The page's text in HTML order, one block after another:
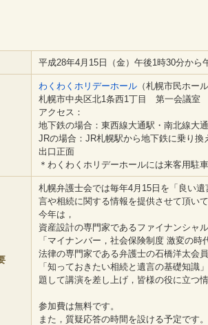
平成28年4月15日（金）午後1時30分から
わくわくホリデーホール （札幌市民ホール
札幌市中央区北1条西1丁目 第一会議室
アクセス：
地下鉄の場合：東西線大通駅・南北線大
JRの場合：JR札幌駅から地下鉄に乗り
出口正面
＊わくわくホリデーホールには来客用駐
札幌弁護士会では毎年4月15日を「良い
言や相続に関する情報を提供させて頂いて
今年は，
資産設計の専門家であるファイナンシャ
「マイナンバー，社会保険制度 激変の時
法律の専門家である弁護士の石橋洋太会員
「知っておきたい相続と遺言の基礎知識」
題して講演を差し上げ，皆様の役に立つ
参加費は無料です。
また，質疑応答の時間を設ける予定です。